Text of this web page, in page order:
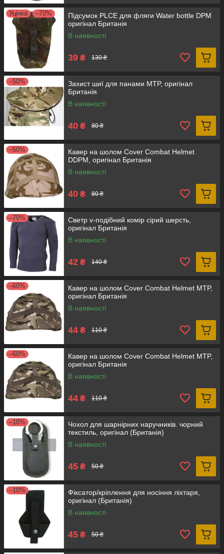
Уцінка –70%
Підсумок PLCE для фляги Water bottle DPM
оригінал Британія
В наявності
39 ₴ 130 ₴
–50%
Захист шиї для панами MTP, оригінал
Британія
В наявності
40 ₴ 80 ₴
–50%
Кавер на шолом Cover Combat Helmet
DDPM, оригінал Британія
В наявності
40 ₴ 80 ₴
–70%
Светр v-подібний комір сірий шерсть,
оригінал Британія
В наявності
42 ₴ 140 ₴
–60%
Кавер на шолом Cover Combat Helmet MTP,
оригінал Британія
В наявності
44 ₴ 110 ₴
–60%
Кавер на шолом Cover Combat Helmet MTP,
оригінал Британія
В наявності
44 ₴ 110 ₴
–10%
Чохол для шарнірних наручників. чорний
текстиль, оригінал (Британія)
В наявності
45 ₴ 50 ₴
–10%
Фіксатор/кріплення для носіння ліхтаря,
оригінал (Британія)
В наявності
45 ₴ 50 ₴